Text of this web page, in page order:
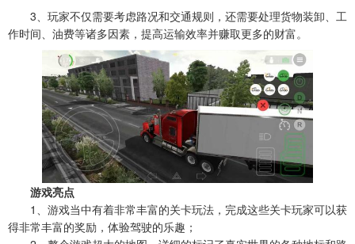
3、玩家不仅需要考虑路况和交通规则，还需要处理货物装卸、工
作时间、油费等诸多因素，提高运输效率并赚取更多的财富。
游戏亮点
1、游戏当中有着非常丰富的关卡玩法，完成这些关卡玩家可以获
得非常丰富的奖励，体验驾驶的乐趣；